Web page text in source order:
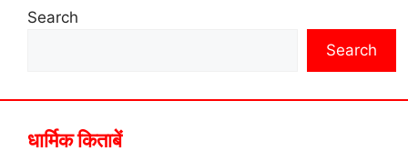
Search
Search
धार्मिक किताबें